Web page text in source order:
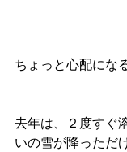
ちょっと心配にな
去年は、２度すぐ
いの雪が降っただけ